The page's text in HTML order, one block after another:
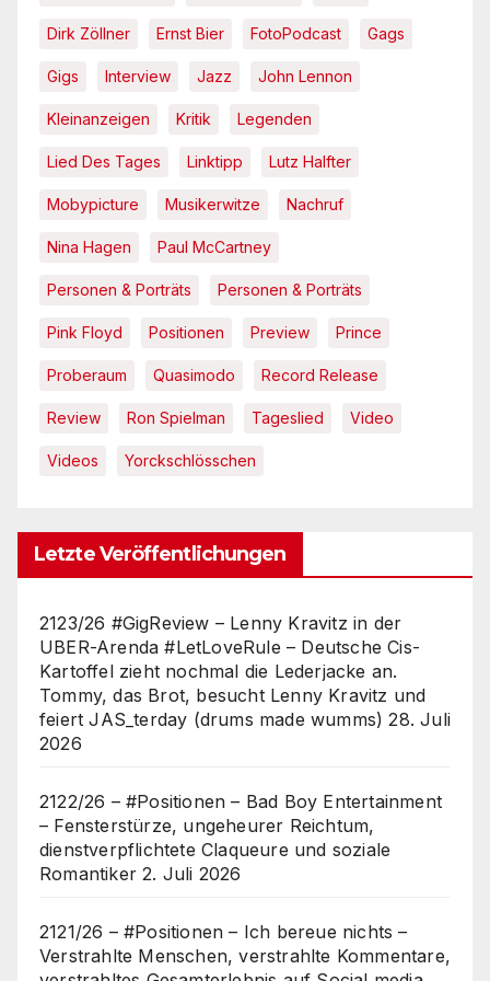
Dirk Zöllner Ernst Bier FotoPodcast Gags
Gigs Interview Jazz John Lennon
Kleinanzeigen Kritik Legenden
Lied Des Tages Linktipp Lutz Halfter
Mobypicture Musikerwitze Nachruf
Nina Hagen Paul McCartney
Personen & Porträts Personen & Porträts
Pink Floyd Positionen Preview Prince
Proberaum Quasimodo Record Release
Review Ron Spielman Tageslied Video
Videos Yorckschlösschen
Letzte Veröffentlichungen
2123/26 #GigReview – Lenny Kravitz in der
UBER-Arenda #LetLoveRule – Deutsche Cis-
Kartoffel zieht nochmal die Lederjacke an.
Tommy, das Brot, besucht Lenny Kravitz und
feiert JAS_terday (drums made wumms) 28. Juli
2026
2122/26 – #Positionen – Bad Boy Entertainment
– Fensterstürze, ungeheurer Reichtum,
dienstverpflichtete Claqueure und soziale
Romantiker 2. Juli 2026
2121/26 – #Positionen – Ich bereue nichts –
Verstrahlte Menschen, verstrahlte Kommentare,